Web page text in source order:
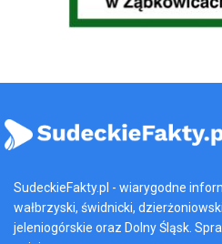
SudeckieFakty.pl - wiarygodne
wałbrzyski, świdnicki,
jeleniogórskie oraz Dolny Śląsk.